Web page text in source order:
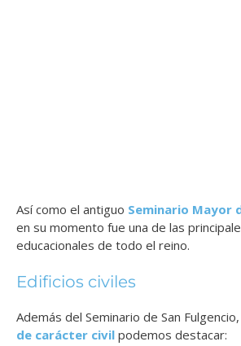
Así como el antiguo Seminario Mayor
en su momento fue una de las
educacionales de todo el reino.
Edificios civiles
Además del Seminario de San
de carácter civil podemos destacar: